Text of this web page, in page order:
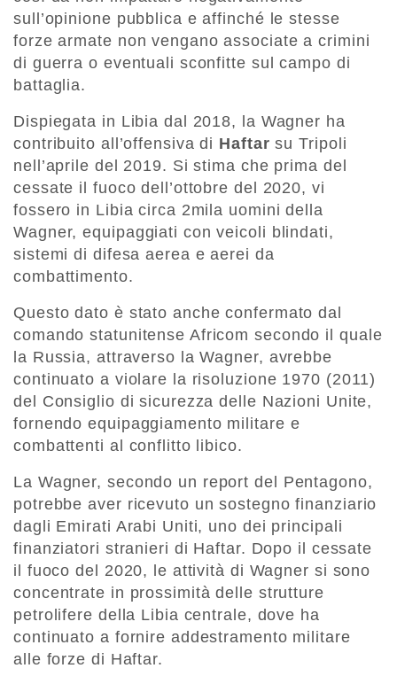
sull’opinione pubblica e affinché le stesse
forze armate non vengano associate a crimini
di guerra o eventuali sconfitte sul campo di
battaglia.
Dispiegata in Libia dal 2018, la Wagner ha
contribuito all’offensiva di Haftar su Tripoli
nell’aprile del 2019. Si stima che prima del
cessate il fuoco dell’ottobre del 2020, vi
fossero in Libia circa 2mila uomini della
Wagner, equipaggiati con veicoli blindati,
sistemi di difesa aerea e aerei da
combattimento.
Questo dato è stato anche confermato dal
comando statunitense Africom secondo il quale
la Russia, attraverso la Wagner, avrebbe
continuato a violare la risoluzione 1970 (2011)
del Consiglio di sicurezza delle Nazioni Unite,
fornendo equipaggiamento militare e
combattenti al conflitto libico.
La Wagner, secondo un report del Pentagono,
potrebbe aver ricevuto un sostegno finanziario
dagli Emirati Arabi Uniti, uno dei principali
finanziatori stranieri di Haftar. Dopo il cessate
il fuoco del 2020, le attività di Wagner si sono
concentrate in prossimità delle strutture
petrolifere della Libia centrale, dove ha
continuato a fornire addestramento militare
alle forze di Haftar.